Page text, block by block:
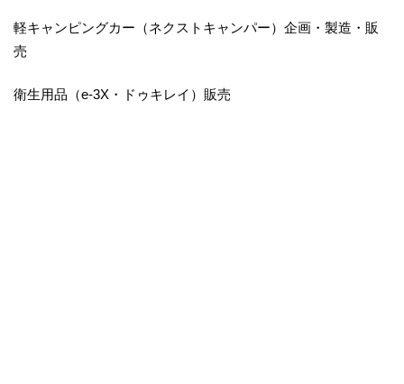
軽キャンピングカー（ネクストキャンパー）企画・製造・販
売
衛生用品（e-3X・ドゥキレイ）販売